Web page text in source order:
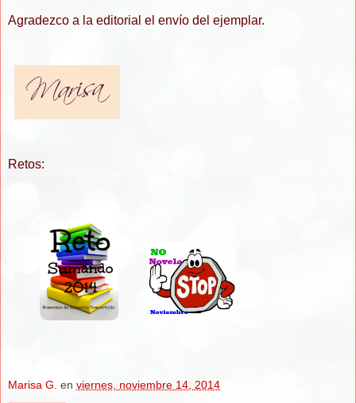
Agradezco a la editorial el envío del ejemplar.
Retos:
Marisa G. en viernes, noviembre 14, 2014